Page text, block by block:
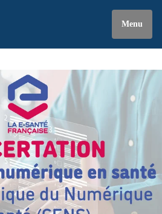
Menu